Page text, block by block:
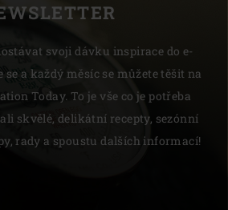
svoji dávku inspirace do e-
a každý měsíc se můžete těšit na
Today. To je vše co je potřeba
skvělé, delikátní recepty, sezónní
rady a spoustu dalších informací!